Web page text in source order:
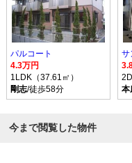
パルコート
4.3万円
1LDK（37.61㎡）
剛志/徒歩58分
サ
本
今まで閲覧した物件